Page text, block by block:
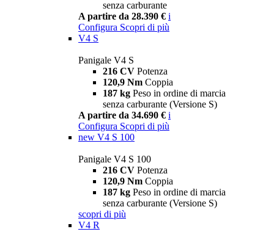
senza carburante
A partire da 28.390 € i
Configura Scopri di più
V4 S
Panigale V4 S
216 CV Potenza
120,9 Nm Coppia
187 kg Peso in ordine di marcia
senza carburante (Versione S)
A partire da 34.690 € i
Configura Scopri di più
new V4 S 100
Panigale V4 S 100
216 CV Potenza
120,9 Nm Coppia
187 kg Peso in ordine di marcia
senza carburante (Versione S)
scopri di più
V4 R